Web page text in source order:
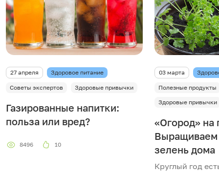
27 апреля Здоровое питание
Советы экспертов Здоровые привычки
Газированные напитки:
польза или вред?
8496 10
03 марта
Полезные продукты
Здоровые привычки
«Огород» на
зелень дома
Круглый год